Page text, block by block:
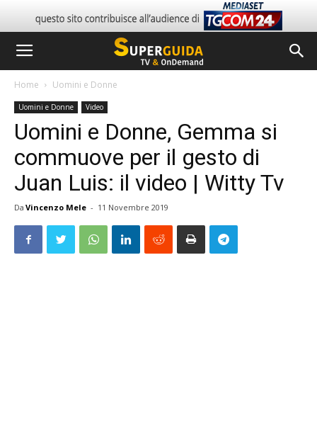
Home Uomini e Donne
Uomini e Donne Video
Uomini e Donne, Gemma si
commuove per il gesto di
Juan Luis: il video | Witty Tv
Da Vincenzo Mele - 11 Novembre 2019